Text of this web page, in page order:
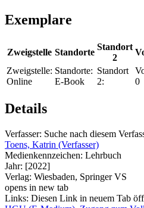
Exemplare
Zweigstelle Standorte
Standort
2
Zweigstelle:
Online
Standorte:
E-Book
Standort
2:
0
Details
Verfasser: Suche nach diesem
Toens, Katrin (Verfasser)
Medienkennzeichen: Lehrbuch
Jahr: [2022]
Verlag: Wiesbaden, Springer VS
opens in new tab
Links: Diesen Link in neuem Tab